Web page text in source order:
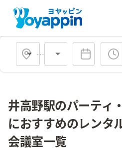
会場タイプ
井高野駅のパーティ
におすすめのレンタ
会議室一覧